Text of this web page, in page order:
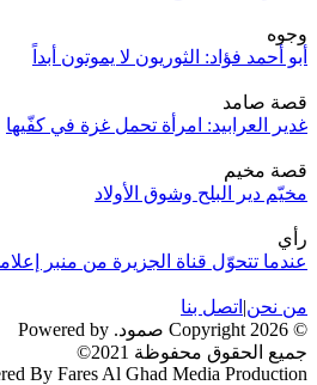
وجوه
أبو أحمد فؤاد: الثوريون لا يموتون أبداً
قصة صامد
غدير العرابيد: امرأة تحمل غزة في كفّيها
قصة مخيم
مخيّم دير البلح وشوق الأولاد
رأي
عندما تتحوّل قناة الجزيرة من منبر
من نحن| اتصل بنا
© 2026 Copyright صمود. Powered by
جميع الحقوق محفوظة 2021©
By Fares Al Ghad Media Production